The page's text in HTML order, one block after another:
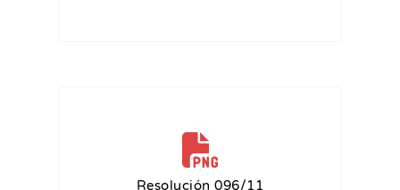
Resolución 096/11